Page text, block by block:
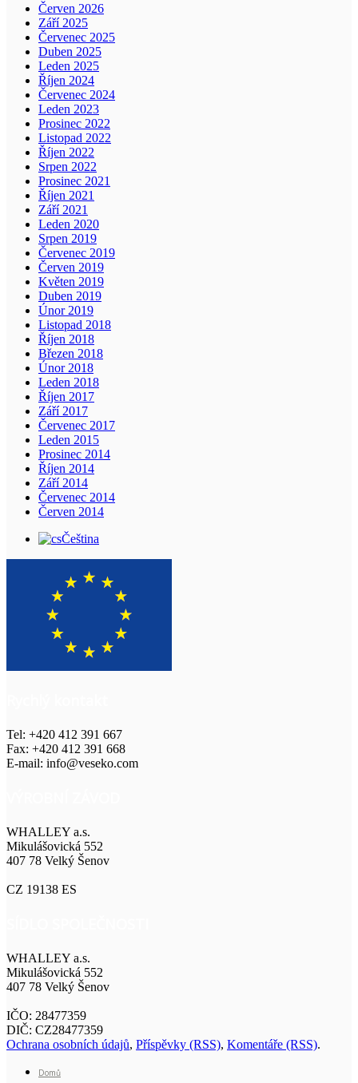
Červen 2026
Září 2025
Červenec 2025
Duben 2025
Leden 2025
Říjen 2024
Červenec 2024
Leden 2023
Prosinec 2022
Listopad 2022
Říjen 2022
Srpen 2022
Prosinec 2021
Říjen 2021
Září 2021
Leden 2020
Srpen 2019
Červenec 2019
Červen 2019
Květen 2019
Duben 2019
Únor 2019
Listopad 2018
Říjen 2018
Březen 2018
Únor 2018
Leden 2018
Říjen 2017
Září 2017
Červenec 2017
Leden 2015
Prosinec 2014
Říjen 2014
Září 2014
Červenec 2014
Červen 2014
Čeština
Tel: +420 412 391 667
Fax: +420 412 391 668
E-mail: info@veseko.com
WHALLEY a.s.
Mikulášovická 552
407 78 Velký Šenov
CZ 19138 ES
WHALLEY a.s.
Mikulášovická 552
407 78 Velký Šenov
IČO: 28477359
DIČ: CZ28477359
Ochrana osobních údajů, Příspěvky (RSS), Komentáře (RSS).
Domů